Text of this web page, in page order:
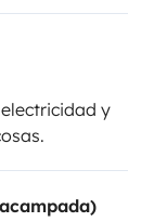
y